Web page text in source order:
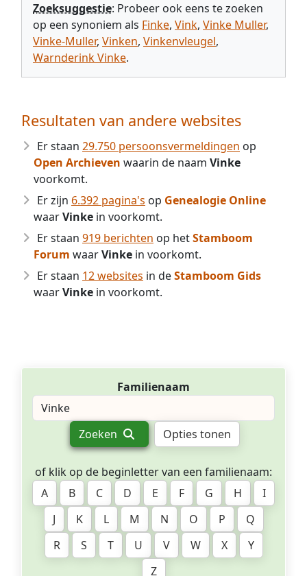
Zoeksuggestie: Probeer ook eens te zoeken
op een synoniem als Finke, Vink, Vinke Muller,
Vinke-Muller, Vinken, Vinkenvleugel,
Warnderink Vinke.
Resultaten van andere websites
Er staan 29.750 persoonsvermeldingen op
Open Archieven waarin de naam Vinke
voorkomt.
Er zijn 6.392 pagina's op Genealogie Online
waarVinke in voorkomt.
Er staan 919 berichten op hetStamboom
Forum waarVinke in voorkomt.
Er staan 12 websites in deStamboom Gids
waarVinke in voorkomt.
Familienaam
Zoeken Opties tonen
of klik op de beginletter van een familienaam:
A
B C D E F G H
I
J
K L M N O P
Q
R
S T U V W X
Y
Z